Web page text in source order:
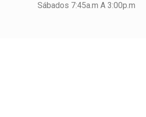
Sábados 7:45a.m A 3:00p.m